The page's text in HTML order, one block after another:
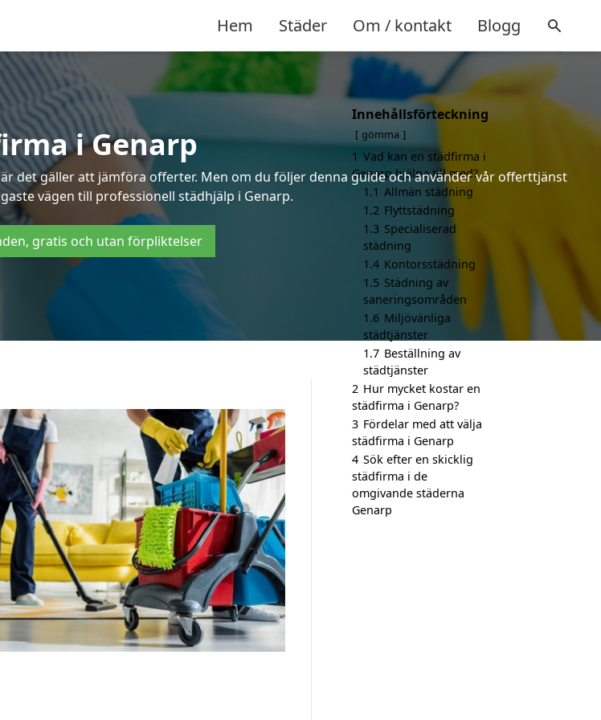
Hem Städer Om / kontakt Blogg
i Genarp
det gäller att jämföra offerter. Men om du följer denna guide och använder vår offerttjänst
vägen till professionell städhjälp i Genarp.
gratis och utan förpliktelser
Innehållsförteckning
gömma
1 Vad kan en städfirma i
Genarp hjälpa till med?
1.1 Allmän städning
1.2 Flyttstädning
1.3 Specialiserad
städning
1.4 Kontorsstädning
1.5 Städning av
saneringsområden
1.6 Miljövänliga
städtjänster
1.7 Beställning av
städtjänster
2 Hur mycket kostar en
städfirma i Genarp?
3 Fördelar med att välja
städfirma i Genarp
4 Sök efter en skicklig
städfirma i de
omgivande städerna
Genarp